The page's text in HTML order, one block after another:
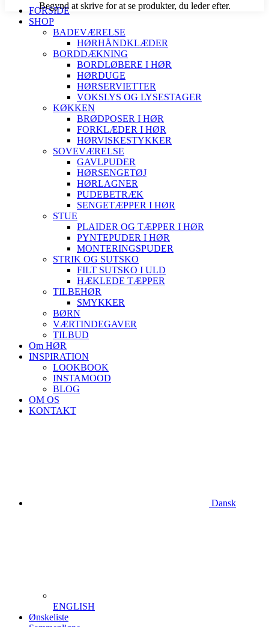
Begynd at skrive for at se produkter, du leder efter.
FORSIDE
SHOP
BADEVÆRELSE
HØRHÅNDKLÆDER
BORDDÆKNING
BORDLØBERE I HØR
HØRDUGE
HØRSERVIETTER
VOKSLYS OG LYSESTAGER
KØKKEN
BRØDPOSER I HØR
FORKLÆDER I HØR
HØRVISKESTYKKER
SOVEVÆRELSE
GAVLPUDER
HØRSENGETØJ
HØRLAGNER
PUDEBETRÆK
SENGETÆPPER I HØR
STUE
PLAIDER OG TÆPPER I HØR
PYNTEPUDER I HØR
MONTERINGSPUDER
STRIK OG SUTSKO
FILT SUTSKO I ULD
HÆKLEDE TÆPPER
TILBEHØR
SMYKKER
BØRN
VÆRTINDEGAVER
TILBUD
Om HØR
INSPIRATION
LOOKBOOK
INSTAMOOD
BLOG
OM OS
KONTAKT
Dansk
ENGLISH
Ønskeliste